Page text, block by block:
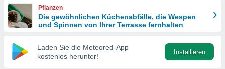
Pflanzen
Die gewöhnlichen Küchenabfälle, die Wespen
und Spinnen von Ihrer Terrasse fernhalten
Laden Sie die Meteored-App
kostenlos herunter!
Installieren